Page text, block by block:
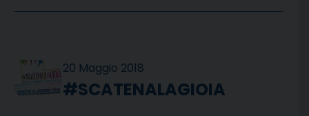
20 Maggio 2018
#SCATENALAGIOIA